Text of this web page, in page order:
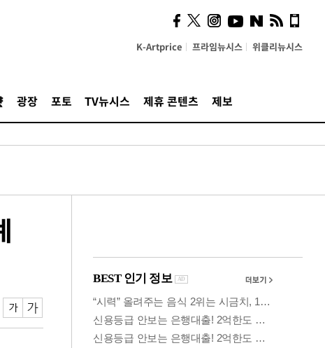
K-Artprice 프라임뉴시스 위클리뉴시스
광장 포토 TV뉴시스 제휴 콘텐츠 제보
시, 스마트폰 액세서리에
NFC 더했다